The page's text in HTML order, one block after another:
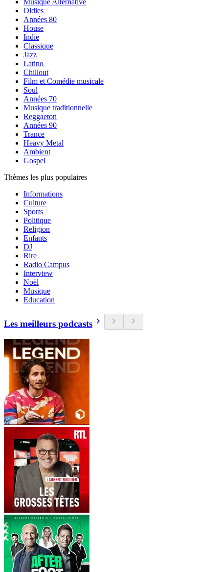
Musique Alternative
Oldies
Années 80
House
Indie
Classique
Jazz
Latino
Chillout
Film et Comédie musicale
Soul
Années 70
Musique traditionnelle
Reggaeton
Années 90
Trance
Heavy Metal
Ambient
Gospel
Thèmes les plus populaires
Informations
Culture
Sports
Politique
Religion
Enfants
DJ
Rire
Radio Campus
Interview
Noël
Musique
Education
Les meilleurs podcasts